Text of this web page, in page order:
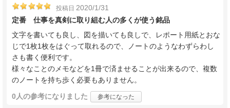
投稿日 2020/1/31
定番 仕事を真剣に取り組む人の多くが使う銘品
文字を書いても良し、図を描いても良しで、レポート用紙とおな
じで1枚1枚をはぐって取れるので、ノートのようなわずらわし
さも書く便利です。
様々なことのメモなどを1冊で済ませることが出来るので、複数
のノートを持ち歩く必要もありません。
0人の参考になりました 参考になった